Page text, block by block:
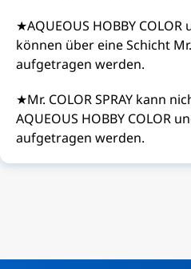
★AQUEOUS HOBBY COLOR
können über eine Schicht Mr.
aufgetragen werden.
★Mr. COLOR SPRAY kann
AQUEOUS HOBBY COLOR
aufgetragen werden.